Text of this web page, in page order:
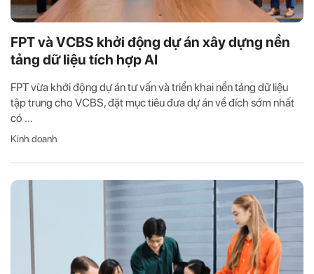
FPT và VCBS khởi động dự án xây dựng nền
tảng dữ liệu tích hợp AI
FPT vừa khởi động dự án tư vấn và triển khai nền tảng dữ liệu
tập trung cho VCBS, đặt mục tiêu đưa dự án về đích sớm nhất
có ...
Kinh doanh